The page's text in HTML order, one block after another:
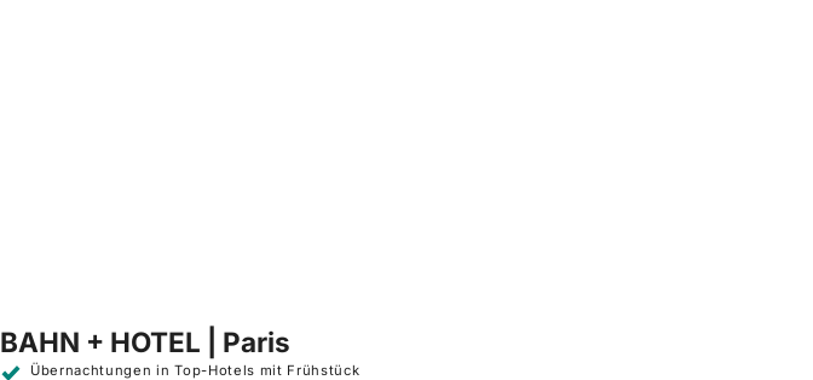
BAHN + HOTEL | Paris
Übernachtungen in Top-Hotels mit Frühstück